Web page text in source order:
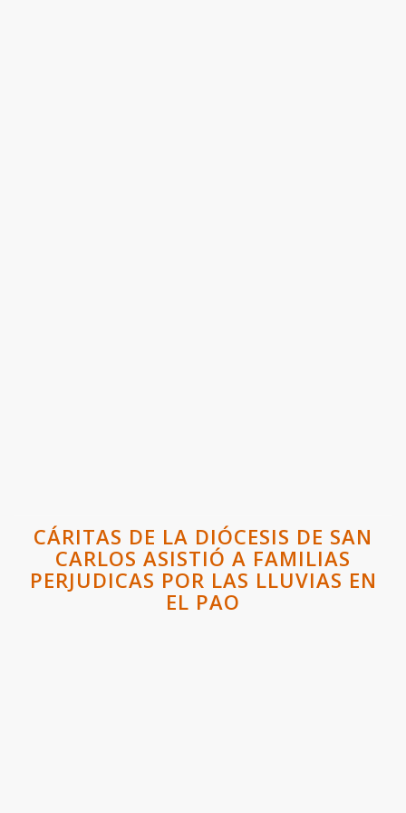
CÁRITAS DE LA DIÓCESIS DE SAN
CARLOS ASISTIÓ A FAMILIAS
PERJUDICAS POR LAS LLUVIAS EN
EL PAO